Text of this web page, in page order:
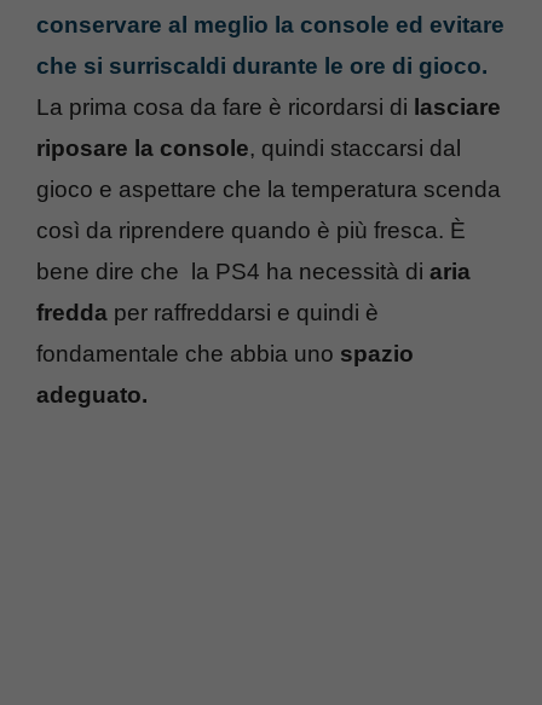
conservare al meglio la console ed evitare
che si surriscaldi durante le ore di gioco.
La prima cosa da fare è ricordarsi di lasciare
riposare la console, quindi staccarsi dal
gioco e aspettare che la temperatura scenda
così da riprendere quando è più fresca. È
bene dire che la PS4 ha necessità di aria
fredda per raffreddarsi e quindi è
fondamentale che abbia uno spazio
adeguato.